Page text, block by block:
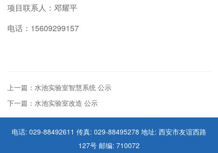
项目联系人：邓耀平
电话：15609299157
上一篇：水池实验室智慧系统 公示
下一篇：水池实验室改造 公示
电话: 029-88492611 传真: 029-88495278 地址: 西安市友谊西路
127号 邮编: 710072